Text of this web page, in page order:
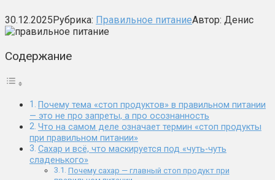
30.12.2025Рубрика: Правильное питаниеАвтор: Денис
Содержание
Почему тема «стоп продуктов» в правильном питании
— это не про запреты, а про осознанность
Что на самом деле означает термин «стоп продукты
при правильном питании»
Сахар и всё, что маскируется под «чуть-чуть
сладенького»
Почему сахар — главный стоп продукт при